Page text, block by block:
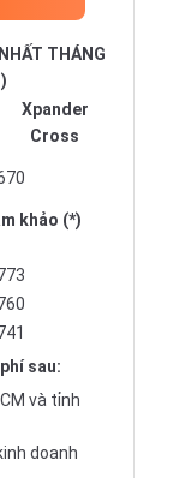
THÁNG
Xpander
Cross
khảo (*)
sau:
và tỉnh
doanh